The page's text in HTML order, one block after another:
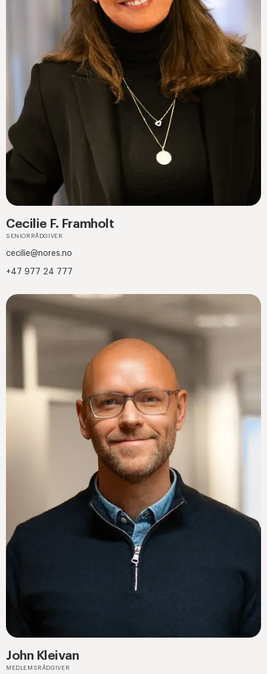
Cecilie F. Framholt
SENIORRÅDGIVER
cecilie@nores.no
+47 977 24 777
John Kleivan
MEDLEMSRÅDGIVER